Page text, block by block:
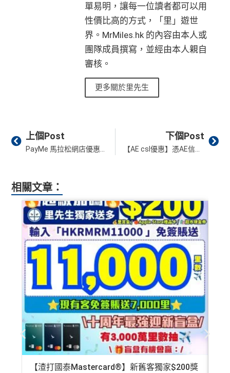
單易明，讓每一位讀者都可以用
性價比高的方式，「里」遊世
界。MrMiles.hk 的內容由本人或
團隊成員撰寫，並經由本人親自
審核。
更多關於里先生
Prev
上個Post
PayMe 馬拉松網店優惠︱買滿HK$1,500即減HK$180！即88折！輸入優惠碼即可使用！
下個Post
【AE csl優惠】憑AE信用卡於csl、1010購買指定智能產品享高達HK$500即時折扣 簽訂指定5G服務更可享HK$500電子手機禮券
相關文章：
【渣打國泰Mastercard®】新舊客獨家$200獎